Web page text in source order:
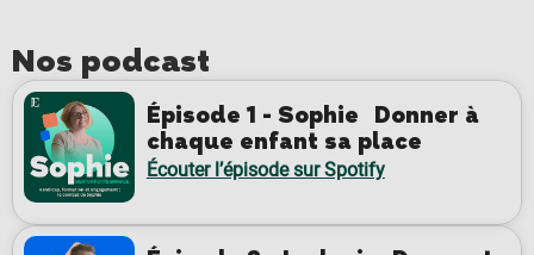
Nos podcast
Épisode 1 - Sophie Donner à
chaque enfant sa place
Écouter l’épisode sur Spotify